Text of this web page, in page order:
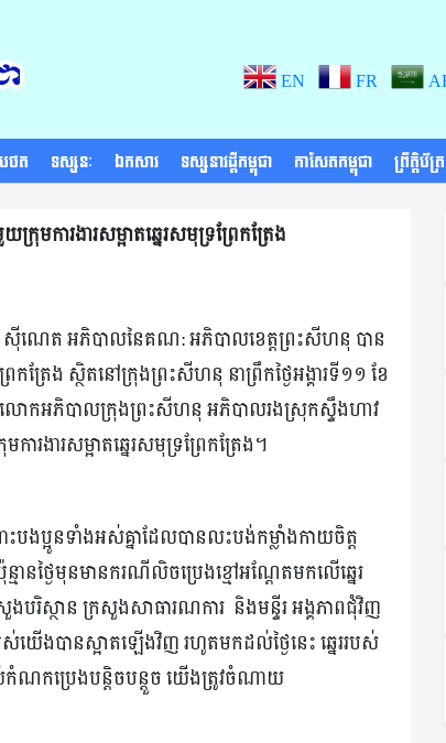
EN FR
ថត ទស្សនៈ ឯកសារ ទស្សនាវដ្តីកម្ពុជា កាសែតកម្ពុជា ព្រឹត្តិប័ត្
ារងារសម្អាតឆ្នេរសមុទ្រព្រែកត្រែង
ង ស៊ីណេត អភិបាលនៃគណ: អភិបាលខេត្តព្រះសីហនុ បាន
រែង ស្ថិតនៅក្រុងព្រះសីហនុ នាព្រឹកថ្ងៃអង្គារទី១១ ខែ
លោកអភិបាលក្រុងព្រះសីហនុ អភិបាលរងស្រុកស្ទឹងហាវ
ារងារសម្អាតឆ្នេរសមុទ្រព្រែកត្រែង។
ងប្អូនទាំងអស់គ្នាដែលបានលះបង់កម្លាំងកាយចិត្ត
ានថ្ងៃមុនមានករណីលិចប្រេងខ្មៅអណ្តែតមកលើឆ្នេរ
ស្ថាន ក្រសួងសាធារណការ និងមន្ទីរ អង្គភាពជុំវិញ
ស់យើងបានស្អាតឡើងវិញ រហូតមកដល់ថ្ងៃនេះ ឆ្នេររបស់
ណកប្រេងបន្តិចបន្តួច យើងត្រូវចំណាយ